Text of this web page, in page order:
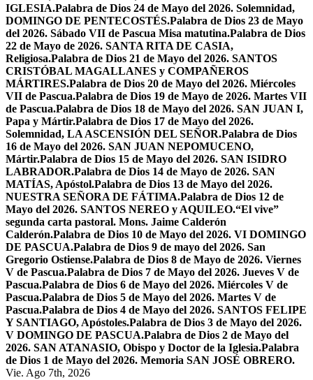
IGLESIA.Palabra de Dios 24 de Mayo del 2026. Solemnidad,
DOMINGO DE PENTECOSTÉS.Palabra de Dios 23 de Mayo
del 2026. Sábado VII de Pascua Misa matutina.Palabra de Dios
22 de Mayo de 2026. SANTA RITA DE CASIA,
Religiosa.Palabra de Dios 21 de Mayo del 2026. SANTOS
CRISTÓBAL MAGALLANES y COMPAÑEROS
MÁRTIRES.Palabra de Dios 20 de Mayo del 2026. Miércoles
VII de Pascua.Palabra de Dios 19 de Mayo de 2026. Martes VII
de Pascua.Palabra de Dios 18 de Mayo del 2026. SAN JUAN I,
Papa y Mártir.Palabra de Dios 17 de Mayo del 2026.
Solemnidad, LA ASCENSIÓN DEL SEÑOR.Palabra de Dios
16 de Mayo del 2026. SAN JUAN NEPOMUCENO,
Mártir.Palabra de Dios 15 de Mayo del 2026. SAN ISIDRO
LABRADOR.Palabra de Dios 14 de Mayo de 2026. SAN
MATÍAS, Apóstol.Palabra de Dios 13 de Mayo del 2026.
NUESTRA SEÑORA DE FÁTIMA.Palabra de Dios 12 de
Mayo del 2026. SANTOS NEREO y AQUILEO.“El vive”
segunda carta pastoral. Mons. Jaime Calderón
Calderón.Palabra de Dios 10 de Mayo del 2026. VI DOMINGO
DE PASCUA.Palabra de Dios 9 de mayo del 2026. San
Gregorio Ostiense.Palabra de Dios 8 de Mayo de 2026. Viernes
V de Pascua.Palabra de Dios 7 de Mayo del 2026. Jueves V de
Pascua.Palabra de Dios 6 de Mayo del 2026. Miércoles V de
Pascua.Palabra de Dios 5 de Mayo del 2026. Martes V de
Pascua.Palabra de Dios 4 de Mayo del 2026. SANTOS FELIPE
Y SANTIAGO, Apóstoles.Palabra de Dios 3 de Mayo del 2026.
V DOMINGO DE PASCUA.Palabra de Dios 2 de Mayo del
2026. SAN ATANASIO, Obispo y Doctor de la Iglesia.Palabra
de Dios 1 de Mayo del 2026. Memoria SAN JOSÉ OBRERO.
Vie. Ago 7th, 2026